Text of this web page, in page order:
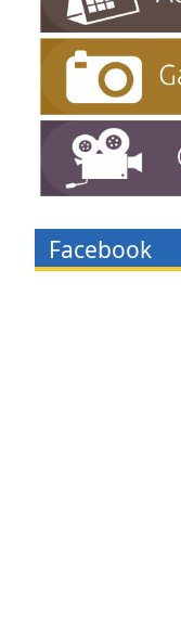
Facebook